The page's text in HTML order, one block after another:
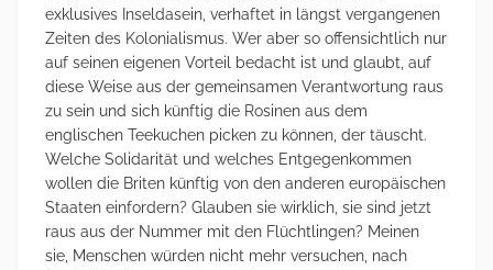
exklusives Inseldasein, verhaftet in längst vergangenen
Zeiten des Kolonialismus. Wer aber so offensichtlich nur
auf seinen eigenen Vorteil bedacht ist und glaubt, auf
diese Weise aus der gemeinsamen Verantwortung raus
zu sein und sich künftig die Rosinen aus dem
englischen Teekuchen picken zu können, der täuscht.
Welche Solidarität und welches Entgegenkommen
wollen die Briten künftig von den anderen europäischen
Staaten einfordern? Glauben sie wirklich, sie sind jetzt
raus aus der Nummer mit den Flüchtlingen? Meinen
sie, Menschen würden nicht mehr versuchen, nach